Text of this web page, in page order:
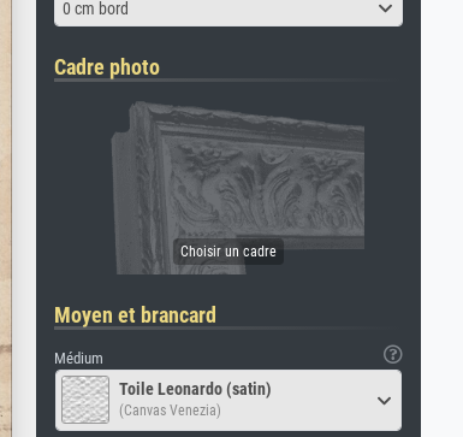
0 cm bord
Cadre photo
Moyen et brancard
Médium
Toile Leonardo (satin)
(Canvas Venezia)